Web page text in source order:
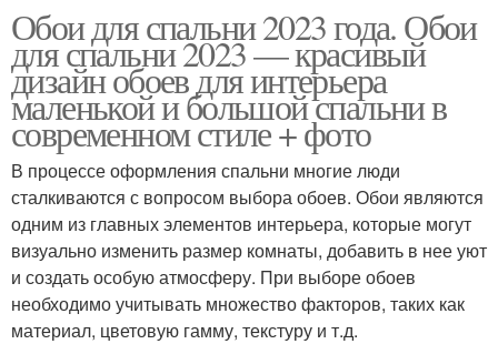
Обои для спальни 2023 года. Обои
для спальни 2023 — красивый
дизайн обоев для интерьера
маленькой и большой спальни в
современном стиле + фото
В процессе оформления спальни многие люди
сталкиваются с вопросом выбора обоев. Обои являются
одним из главных элементов интерьера, которые могут
визуально изменить размер комнаты, добавить в нее уют
и создать особую атмосферу. При выборе обоев
необходимо учитывать множество факторов, таких как
материал, цветовую гамму, текстуру и т.д.